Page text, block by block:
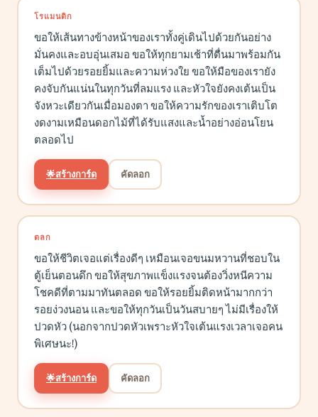
โรแมนติก
ขอให้เส้นทางข้างหน้าของเราทั้งคู่เดินไปด้วยกันอย่าง
มั่นคงและอบอุ่นเสมอ ขอให้ทุกยามเช้าที่ตื่นมาพร้อมกัน
เต็มไปด้วยรอยยิ้มและความห่วงใย ขอให้มือของเรายัง
คงจับกันแน่นในทุกวันที่ลมแรง และหัวใจยังคงเต้นเป็น
จังหวะเดียวกันเมื่อมองตา ขอให้ความรักของเราเติบโต
งดงามเหมือนดอกไม้ที่ได้รับแสงและน้ำอย่างอ่อนโยน
ตลอดไป
🌟สร้างการ์ด คัดลอก
ตลก
ขอให้ชีวิตเจอแต่เรื่องดีๆ เหมือนเจอขนมหวานที่ชอบใน
ตู้เย็นตอนดึก ขอให้สุขภาพแข็งแรงจนต้องวิ่งหนีความ
โชคดีที่ตามมาทันตลอด ขอให้รอยยิ้มติดหน้ามากกว่า
รอยง่วงนอน และขอให้ทุกวันเป็นวันสบายๆ ไม่มีเรื่องให้
ปวดหัว (นอกจากปวดหัวเพราะหัวใจเต้นแรงเวลาเจอคน
พิเศษนะ!)
🌟สร้างการ์ด คัดลอก